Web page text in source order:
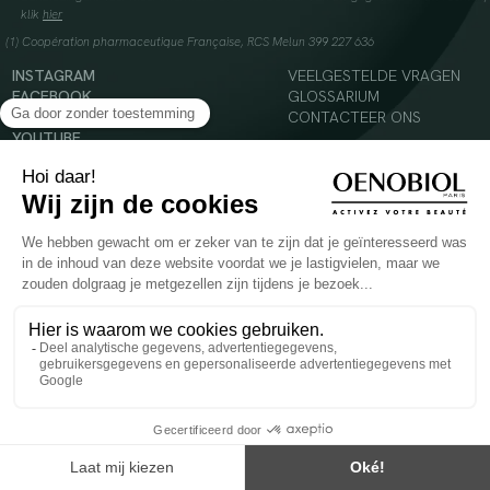
klik hier
(1) Coopération pharmaceutique Française, RCS Melun 399 227 636
INSTAGRAM
FACEBOOK
TIKTOK
YOUTUBE
VEELGESTELDE VRAGEN
GLOSSARIUM
CONTACTEER ONS
Voedingssupplement dat moet worden geconsumeerd als onderdeel van een gevarieerde,
evenwichtige voeding en een gezonde levensstijl. Aanbevolen dagelijkse dosis niet
overschrijden. Enkel voor volwassenen, buiten het bereik van kinderen houden.